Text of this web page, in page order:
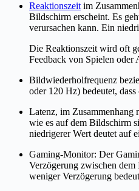
Reaktionszeit im
Bildschirm erscheint. Es
verursachen kann. Ein
Die Reaktionszeit wird oft
Feedback von Spielen oder
Bildwiederholfrequenz
oder 120 Hz) bedeutet,
Latenz, im Zusammenhang
wie es auf dem Bildschirm
niedrigerer Wert deutet auf
Gaming-Monitor: Der
Verzögerung zwischen
weniger Verzögerung